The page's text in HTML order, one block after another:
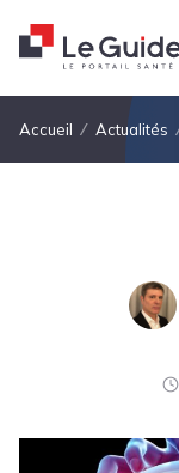
Fil d'Ariane
Accueil Actualités